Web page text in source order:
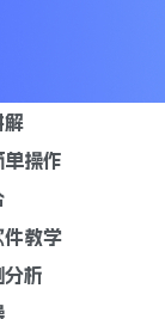
解
操作
件教学
分析